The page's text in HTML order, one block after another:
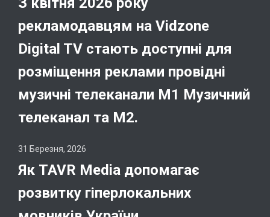
рекламодавцям на Vidzone
Digital TV стають доступні для
розміщення реклами провідні
музичні телеканали М1 Музичний
телеканал та М2.
31 Березня, 2026
Як TAVR Media допомагає
розвитку гіперлокальних